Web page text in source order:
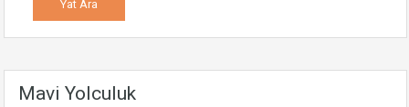
Mavi Yolculuk